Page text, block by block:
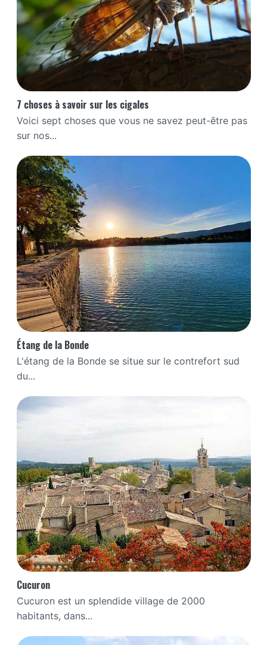
7 choses à savoir sur les cigales
Voici sept choses que vous ne savez peut-être pas
sur nos...
Étang de la Bonde
L'étang de la Bonde se situe sur le contrefort sud
du...
Cucuron
Cucuron est un splendide village de 2000
habitants, dans...